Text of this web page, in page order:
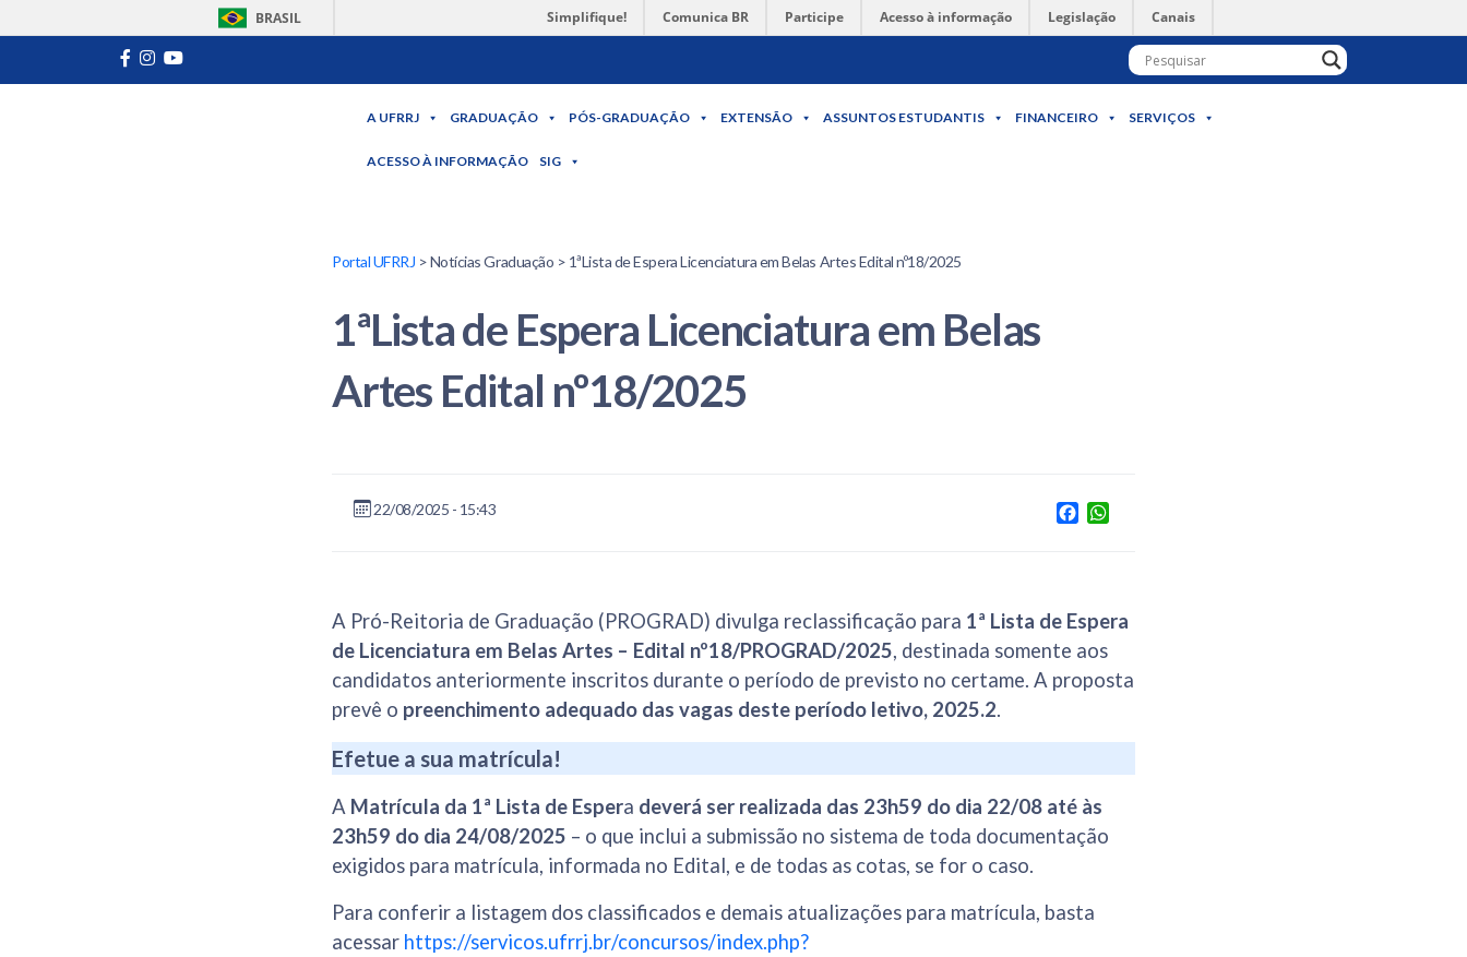
BRASIL Simplifique! Comunica BR Participe Acesso à informação Legislação Canais
A UFRRJ GRADUAÇÃO PÓS-GRADUAÇÃO EXTENSÃO ASSUNTOS ESTUDANTIS FINANCEIRO SERVIÇOS
ACESSO À INFORMAÇÃO SIG
Portal UFRRJ > Notícias Graduação > 1ªLista de Espera Licenciatura em Belas Artes Edital nº18/2025
1ªLista de Espera Licenciatura em Belas
Artes Edital nº18/2025
22/08/2025 - 15:43 Facebook
A Pró-Reitoria de Graduação (PROGRAD) divulga reclassificação para 1ª Lista de Espera
de Licenciatura em Belas Artes – Edital nº18/PROGRAD/2025, destinada somente aos
candidatos anteriormente inscritos durante o período de previsto no certame. A proposta
prevê o preenchimento adequado das vagas deste período letivo, 2025.2.
Efetue a sua matrícula!
A Matrícula da 1ª Lista de Espera deverá ser realizada das 23h59 do dia 22/08 até às
23h59 do dia 24/08/2025 – o que inclui a submissão no sistema de toda documentação
exigidos para matrícula, informada no Edital, e de todas as cotas, se for o caso.
Para conferir a listagem dos classificados e demais atualizações para matrícula, basta
acessar https://servicos.ufrrj.br/concursos/index.php?